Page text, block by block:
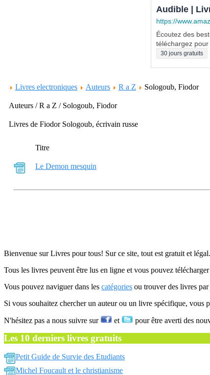
Audible |
https://
Écoutez des
téléchargez
30 jours gratuits
Livres electroniques Auteurs R a Z Sologoub, Fiodor
Auteurs / R a Z / Sologoub, Fiodor
Livres de Fiodor Sologoub, écrivain russe
Titre
Le Demon mesquin
Bienvenue sur Livres pour tous! Sur ce site, tout est gratuit et
Tous les livres peuvent être lus en ligne et vous pouvez
Vous pouvez naviguer dans les catégories ou trouver des livres par
Si vous souhaitez chercher un auteur ou un livre spécifique, vous
N'hésitez pas a nous suivre sur et pour être averti des
Les 10 derniers livres gratuits
Petit Guide de Survie des Etudiants
Michel Foucault et le christianisme